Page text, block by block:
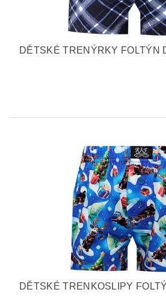
DĚTSKÉ TRENÝRKY FOLTÝN
DĚTSKÉ TRENKOSLIPY